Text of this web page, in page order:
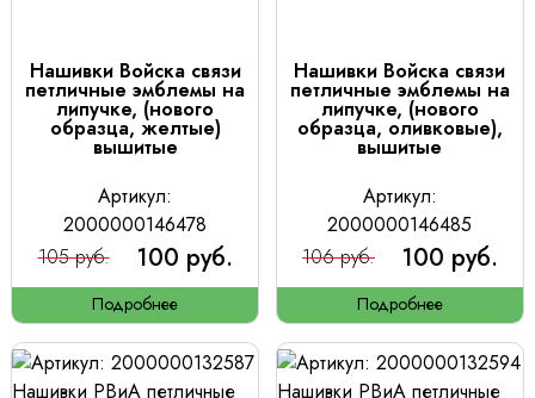
Нашивки Войска связи
петличные эмблемы на
липучке, (нового
образца, желтые)
вышитые
Артикул:
2000000146478
105 руб.
100 руб.
Подробнее
Нашивки Войска связи
петличные эмблемы на
липучке, (нового
образца, оливковые),
вышитые
Артикул:
2000000146485
106 руб.
100 руб.
Подробнее